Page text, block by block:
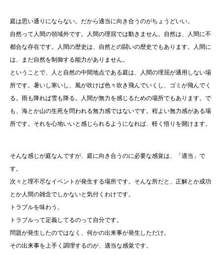
庭は思い通りにならない。だから適当に向き合うのがちょうどいい。
自然って人間の領域外です。人間の理屈では動きません。自然は、人間に不
都合な存在です。人間の歴史は、自然との闘いの歴史でもあります。人間に
は、まだ自然を制御する能力がありません。
ということで、人と自然の中間地点である庭は、人間の理屈が通用しない場
所です。暑いし寒いし、風が吹けば色々吹き飛んでいくし、ゴミが飛んでく
る。雨も降れば雪も降る。人間が無力を感じるための場所でもあります。で
も、海とか山の生死を問われる無力感ではないです。程よい無力感がある場
所です。それを心地いいと感じられるようになれば、軽く悟りを開けます。
そんな感じが庭なんですが、庭に向き合うのに必要な感覚は、「適当」で
す。
次々と理不尽なイベントが発生する場所です。そんな所だと、正解とか成功
とか人間の雑念でしかないと気付くわけです。
トラブルを味わう。
トラブルって定義してるのって自分です。
問題が発生したのではなく、何かの出来事が発生しただけ。
その出来事を上手く調理するのが、適当な感覚です。